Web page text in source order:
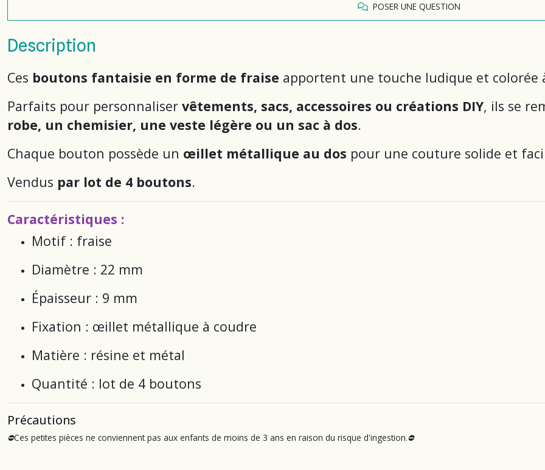
POSER UNE QUESTION
Description
Ces boutons fantaisie en forme de fraise apportent une touche ludique et colorée
Parfaits pour personnaliser vêtements, sacs, accessoires ou créations DIY, ils se
robe, un chemisier, une veste légère ou un sac à dos.
Chaque bouton possède un œillet métallique au dos pour une couture solide et
Vendus par lot de 4 boutons.
Caractéristiques :
Motif : fraise
Diamètre : 22 mm
Épaisseur : 9 mm
Fixation : œillet métallique à coudre
Matière : résine et métal
Quantité : lot de 4 boutons
Précautions
⛔Ces petites pièces ne conviennent pas aux enfants de moins de 3 ans en raison du risque d'ingestion.⛔